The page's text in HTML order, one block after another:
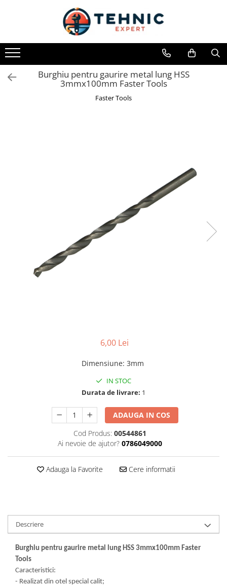
Toate Produsele
Accesorii pentru scule electrice
Accesorii pentru sculele pe aer
Alte accesorii pentru scule
Benzi dublu-adezive
Benzi duct tape
Burghie pentru metal cu cobalt
Burghie pentru sticla si ceramica
Dalti, spit-uri SDS+ si SDS MAX
Carote, freze si accesorii pentru
Accesorii pentru frezare
Carote pentru ceramica
Dischete pentru slefuire ceramica
Carote HSS
Carote si accesorii pentru zidarie
Burghiu pentru gaurire metal lung HSS
3mmx100mm Faster Tools
Faster Tools
6,00 Lei
Dimensiune: 3mm
IN STOC
Durata de livrare: 1
ADAUGA IN COS
Cod Produs: 00544861
Ai nevoie de ajutor? 0786049000
Adauga la Favorite Cere informatii
Descriere
Burghiu pentru gaurire metal lung HSS 3mmx100mm Faster
Tools
Caracteristici:
- Realizat din otel special calit;